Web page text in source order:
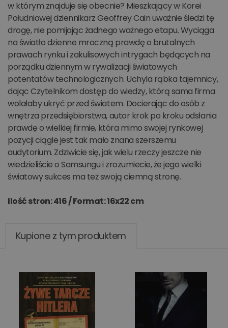
w którym znajduje się obecnie? Mieszkający w Korei
Południowej dziennikarz Geoffrey Cain uważnie śledzi tę
drogę, nie pomijając żadnego ważnego etapu. Wyciąga
na światło dzienne mroczną prawdę o brutalnych
prawach rynku i zakulisowych intrygach będących na
porządku dziennym w rywalizacji światowych
potentatów technologicznych. Uchyla rąbka tajemnicy,
dając Czytelnikom dostęp do wiedzy, którą sama firma
wolałaby ukryć przed światem. Docierając do osób z
wnętrza przedsiębiorstwa, autor krok po kroku odsłania
prawdę o wielkiej firmie, która mimo swojej rynkowej
pozycji ciągle jest tak mało znana szerszemu
audytorium. Zdziwicie się, jak wielu rzeczy jeszcze nie
wiedzieliście o Samsungu i zrozumiecie, że jego wielki
światowy sukces ma też swoją ciemną stronę.
Ilość stron: 416 /Format: 16x22 cm
Kupione z tym produktem